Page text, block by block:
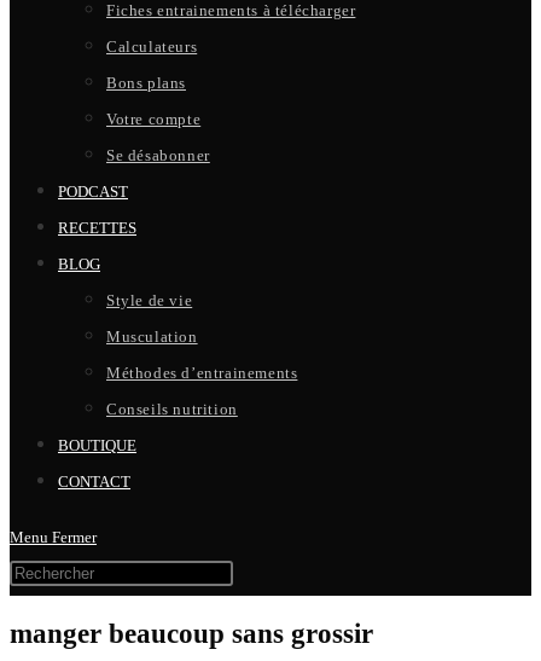
Fiches entrainements à télécharger
Calculateurs
Bons plans
Votre compte
Se désabonner
PODCAST
RECETTES
BLOG
Style de vie
Musculation
Méthodes d’entrainements
Conseils nutrition
BOUTIQUE
CONTACT
Menu Fermer
manger beaucoup sans grossir